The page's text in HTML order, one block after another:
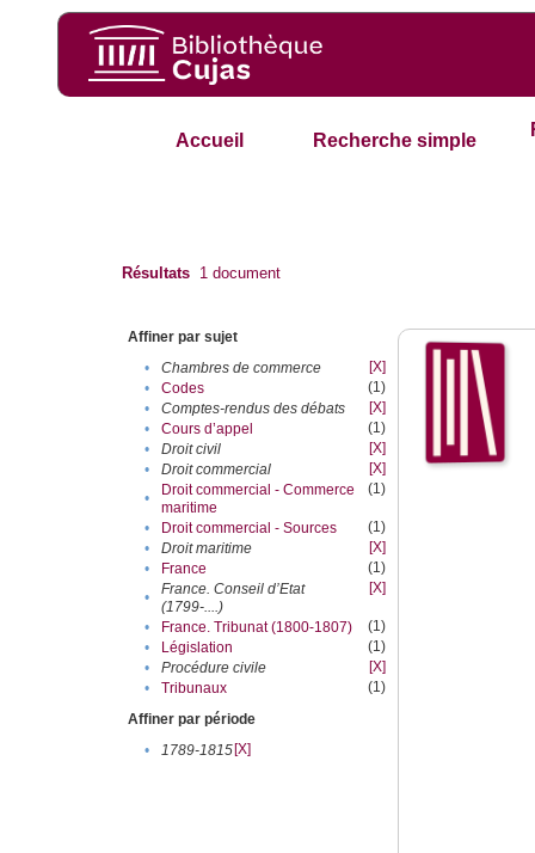
Accueil Recherche simple
Résultats 1 document
Affiner par sujet
•
Chambres de commerce
[X]
•
Codes
(1)
•
Comptes-rendus des débats
[X]
•
Cours d’appel
(1)
•
Droit civil
[X]
•
Droit commercial
[X]
•
Droit commercial - Commerce
maritime
(1)
• Droit commercial - Sources
(1)
•
Droit maritime
[X]
•
France
(1)
•
France. Conseil d’Etat
(1799-....)
[X]
• France. Tribunat (1800-1807)
(1)
•
Législation
(1)
•
Procédure civile
[X]
•
Tribunaux
(1)
Affiner par période
•
1789-1815[X]